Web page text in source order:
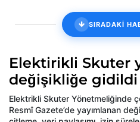
SIRADAKİ
Elektirikli Skuter
değişikliğe gidildi
Elektrikli Skuter Yönetmeliğinde
Resmî Gazete’de yayımlanan